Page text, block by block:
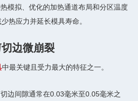
模拟、优化的加热通道布局和分区温度
热应力并延长模具寿命。
边微崩裂
中最关键且受力最大的特征之一。
边间隙通常在0.03毫米至0.05毫米之